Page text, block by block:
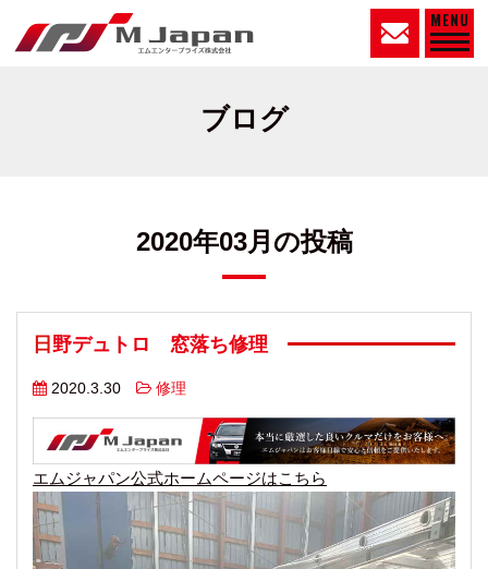
MENU
ブログ
2020年03月の投稿
日野デュトロ 窓落ち修理
2020.3.30 修理
エムジャパン公式ホームページはこちら